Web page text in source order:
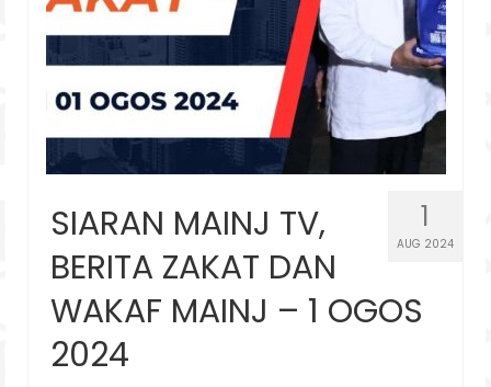
1
AUG 2024
SIARAN MAINJ TV,
BERITA ZAKAT DAN
WAKAF MAINJ – 1 OGOS
2024